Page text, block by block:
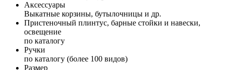
Аксессуары
Выкатные корзины, бутылочницы и др.
Пристеночный плинтус, барные стойки и навески,
освещение
по каталогу
Ручки
по каталогу (более 100 видов)
Размер